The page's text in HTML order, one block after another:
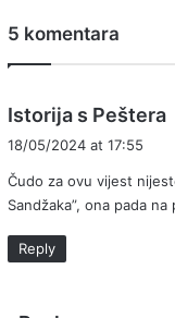
5 komentara
Istorija s Peštera
s
:
18/05/2024 at 17:55
Čudo za ovu vijest
Sandžaka”, ona pada
Reply